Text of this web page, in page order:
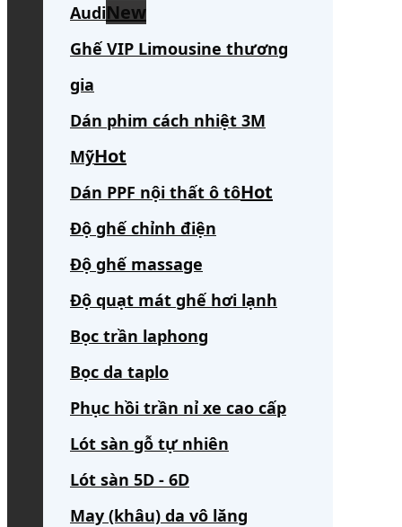
Audi
Ghế VIP Limousine thương
gia
Dán phim cách nhiệt 3M
Mỹ
Dán PPF nội thất ô tô
Độ ghế chỉnh điện
Độ ghế massage
Độ quạt mát ghế hơi lạnh
Bọc trần laphong
Bọc da taplo
Phục hồi trần nỉ xe cao cấp
Lót sàn gỗ tự nhiên
Lót sàn 5D - 6D
May (khâu) da vô lăng